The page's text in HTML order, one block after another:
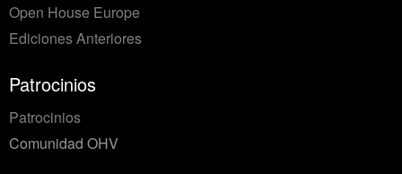
Open House Europe
Ediciones Anteriores
Patrocinios
Patrocinios
Comunidad OHV